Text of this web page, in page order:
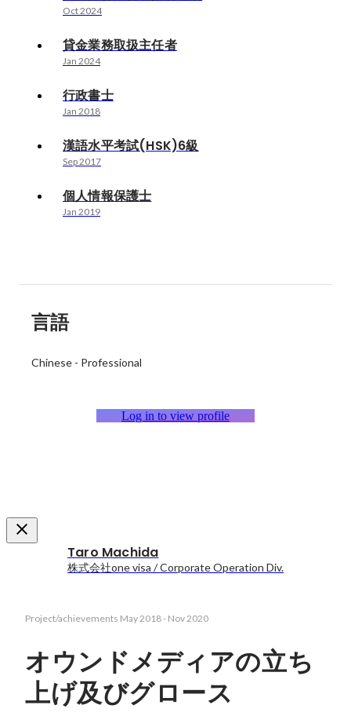
Oct 2024
貸金業務取扱主任者
Jan 2024
行政書士
Jan 2018
漢語水平考試(HSK)6級
Sep 2017
個人情報保護士
Jan 2019
言語
Chinese - Professional
Log in to view profile
Taro Machida
株式会社one visa / Corporate Operation Div.
Project/achievements May 2018- Nov 2020
オウンドメディアの立ち
上げ及びグロース